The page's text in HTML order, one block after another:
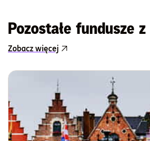
Pozostałe fundusze
Zobacz więcej